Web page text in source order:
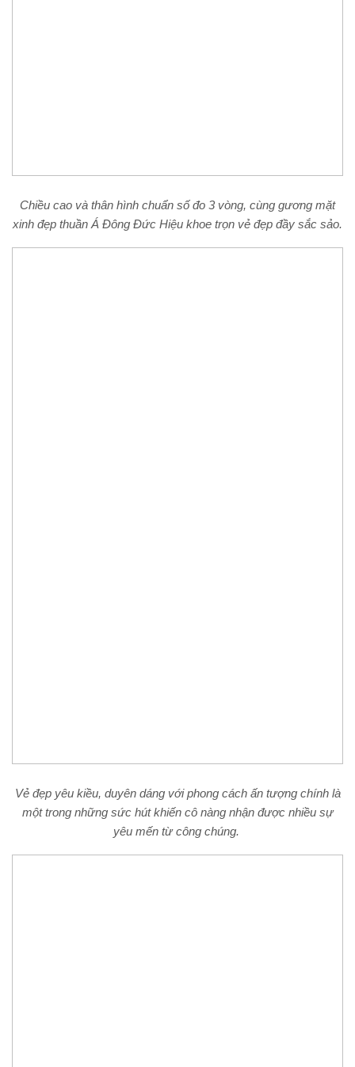
Chiều cao và thân hình chuẩn số đo 3 vòng, cùng gương mặt
xinh đẹp thuần Á Đông Đức Hiệu khoe trọn vẻ đẹp đầy sắc sảo.
Vẻ đẹp yêu kiều, duyên dáng với phong cách ấn tượng chính là
một trong những sức hút khiến cô nàng nhận được nhiều sự
yêu mến từ công chúng.